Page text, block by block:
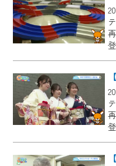
動画配信サービス
年9月24日からリ
【変更点】
◆デザイン変更
の動画コンテン
◆当社アプリやＰ
でも・どこでも・
CCNetサービス
番組をご視聴いた